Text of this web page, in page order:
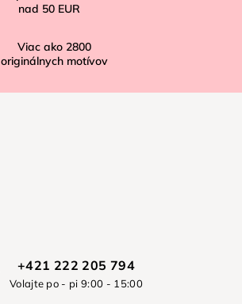
nad 50 EUR
Viac ako 2800
originálnych motívov
+421 222 205 794
Volajte po - pi 9:00 - 15:00